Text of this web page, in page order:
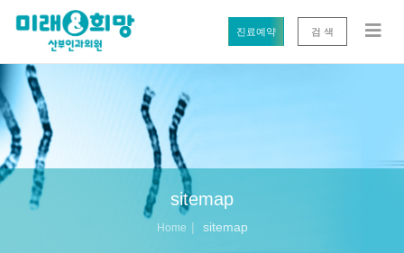
진료예약 검 색
sitemap
Home sitemap